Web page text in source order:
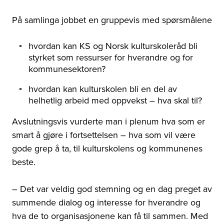
På samlinga jobbet en gruppevis med spørsmålene
hvordan kan KS og Norsk kulturskoleråd bli
styrket som ressurser for hverandre og for
kommunesektoren?
hvordan kan kulturskolen bli en del av
helhetlig arbeid med oppvekst – hva skal til?
Avslutningsvis vurderte man i plenum hva som er
smart å gjøre i fortsettelsen – hva som vil være
gode grep å ta, til kulturskolens og kommunenes
beste.
– Det var veldig god stemning og en dag preget av
summende dialog og interesse for hverandre og
hva de to organisasjonene kan få til sammen. Med